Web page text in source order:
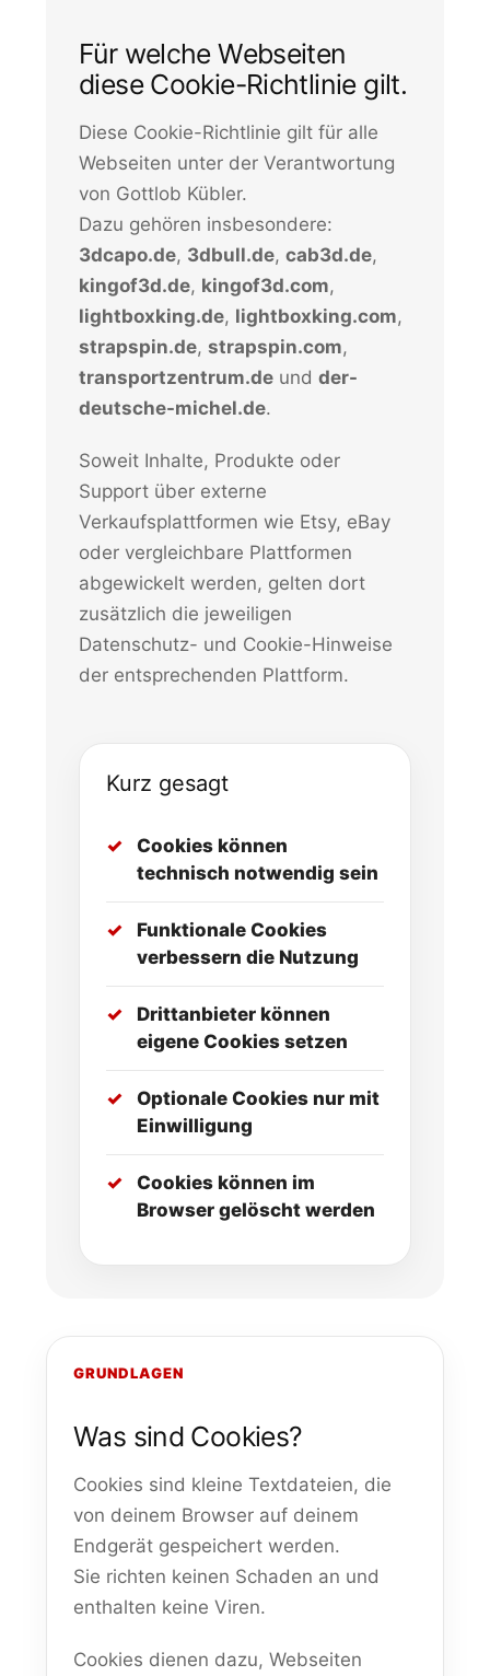
Für welche Webseiten
diese Cookie-Richtlinie gilt.
Diese Cookie-Richtlinie gilt für alle
Webseiten unter der Verantwortung
von Gottlob Kübler.
Dazu gehören insbesondere:
3dcapo.de, 3dbull.de, cab3d.de,
kingof3d.de, kingof3d.com,
lightboxking.de, lightboxking.com,
strapspin.de, strapspin.com,
transportzentrum.de und der-
deutsche-michel.de.
Soweit Inhalte, Produkte oder
Support über externe
Verkaufsplattformen wie Etsy, eBay
oder vergleichbare Plattformen
abgewickelt werden, gelten dort
zusätzlich die jeweiligen
Datenschutz- und Cookie-Hinweise
der entsprechenden Plattform.
Kurz gesagt
Cookies können
technisch notwendig sein
Funktionale Cookies
verbessern die Nutzung
Drittanbieter können
eigene Cookies setzen
Optionale Cookies nur mit
Einwilligung
Cookies können im
Browser gelöscht werden
GRUNDLAGEN
Was sind Cookies?
Cookies sind kleine Textdateien, die
von deinem Browser auf deinem
Endgerät gespeichert werden.
Sie richten keinen Schaden an und
enthalten keine Viren.
Cookies dienen dazu, Webseiten